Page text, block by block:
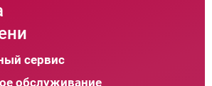
сервис
обслуживание